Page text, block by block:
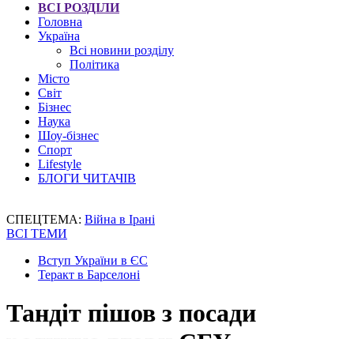
ВСІ РОЗДІЛИ
Головна
Україна
Всі новини розділу
Політика
Місто
Світ
Бізнес
Наука
Шоу-бізнес
Спорт
Lifestyle
БЛОГИ ЧИТАЧІВ
СПЕЦТЕМА: Війна в Ірані
ВСІ ТЕМИ
Вступ України в ЄС
Теракт в Барселоні
Тандіт пішов з посади